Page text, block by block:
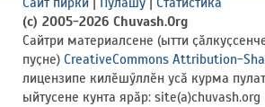
(c) 2005-2026 Chuvash.Org
Сайтри материалсене (ытти
пуҫне) CreativeCommons Attribution-
лицензипе килӗшӳллӗн усӑ курма
ыйтусене кунта ярӑр: site(a)chuvash.org